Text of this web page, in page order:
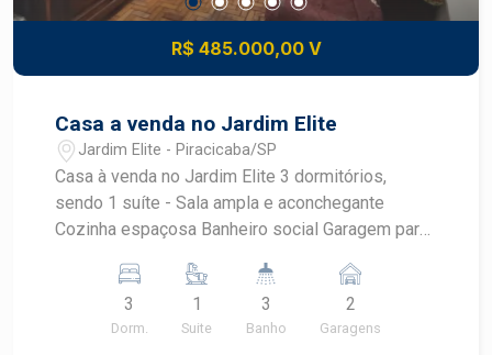
R$ 485.000,00 V
Casa a venda no Jardim Elite
Jardim Elite - Piracicaba/SP
Casa à venda no Jardim Elite 3 dormitórios,
sendo 1 suíte - Sala ampla e aconchegante
Cozinha espaçosa Banheiro social Garagem para
conforto Localização em um dos bairros mais
valorizados da cidade Estuda financiamento -
Aceita uso de FGTS Entre em contato para mais
3
Dorm.
1
Suite
3
Banho
2
Garagens